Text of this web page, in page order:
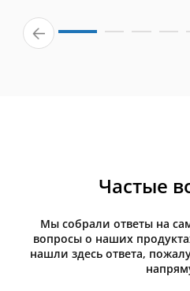
Частые
Мы собрали ответы на
вопросы о наших
нашли здесь ответа,